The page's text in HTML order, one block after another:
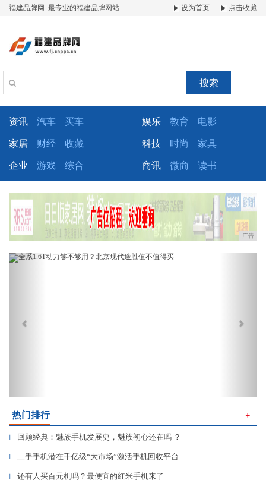
福建品牌网_最专业的福建品牌网站 设为首页 点击收藏
搜索
资讯 汽车 买车 娱乐 教育 电影
家居 财经 收藏 科技 时尚 家具
企业 游戏 综合 商讯 微商 读书
广告
Previous
热门排行 ＋
▎ 回顾经典：魅族手机发展史，魅族初心还在吗 ？
▎ 二手手机潜在千亿级“大市场”激活手机回收平台
▎ 还有人买百元机吗？最便宜的红米手机来了